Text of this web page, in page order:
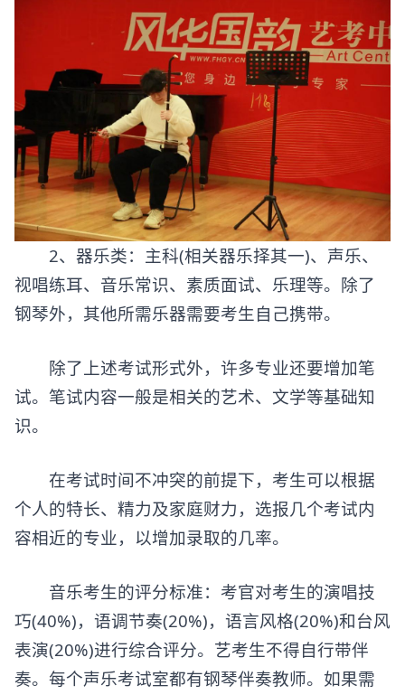
2、器乐类：主科(相关器乐择其一)、声乐、
视唱练耳、音乐常识、素质面试、乐理等。除了
钢琴外，其他所需乐器需要考生自己携带。
除了上述考试形式外，许多专业还要增加笔
试。笔试内容一般是相关的艺术、文学等基础知
识。
在考试时间不冲突的前提下，考生可以根据
个人的特长、精力及家庭财力，选报几个考试内
容相近的专业，以增加录取的几率。
音乐考生的评分标准：考官对考生的演唱技
巧(40%)，语调节奏(20%)，语言风格(20%)和台风
表演(20%)进行综合评分。艺考生不得自行带伴
奏。每个声乐考试室都有钢琴伴奏教师。如果需